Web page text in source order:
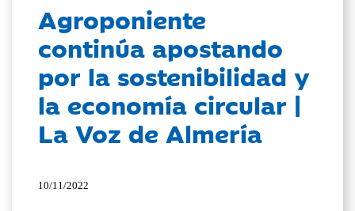
Agroponiente
continúa apostando
por la sostenibilidad y
la economía circular |
La Voz de Almería
10/11/2022